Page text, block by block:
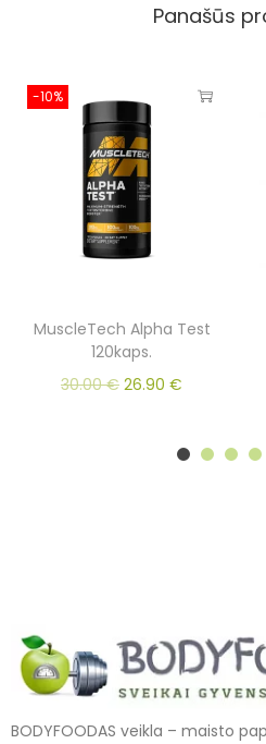
Panašūs
-10%
MuscleTech Alpha Test
120kaps.
30.00€ 26.90 €
BODYFOODAS veikla – maisto